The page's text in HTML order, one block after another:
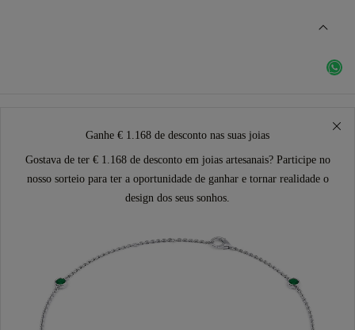
Ganhe € 1.168 de desconto nas suas joias
Gostava de ter € 1.168 de desconto em joias artesanais? Participe no
nosso sorteio para ter a oportunidade de ganhar e tornar realidade o
design dos seus sonhos.